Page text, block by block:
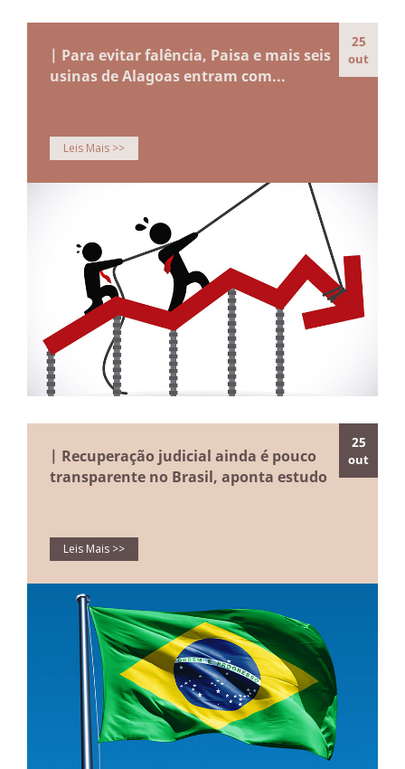
25
out
| Para evitar falência, Paisa e mais seis
usinas de Alagoas entram com...
Leis Mais >>
25
out
| Recuperação judicial ainda é pouco
transparente no Brasil, aponta estudo
Leis Mais >>